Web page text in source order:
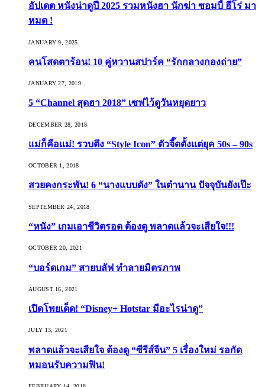
อัปเดต หนังน่าดูปี 2025 รวมหนังฮา นักฆ่า ซอมบี้ ฮีโร่ มา
หมด !
JANUARY 9, 2025
คนโสดตาร้อน! 10 คู่หวานสปาร์ค “รักกลางกองถ่าย”
JANUARY 27, 2019
5 “Channel สุดฮา 2018” เซฟไว้ดูวันหยุดยาว
DECEMBER 28, 2018
แม่ก็คือแม่! รวบตึง “Style Icon” ตัวจี๊ดตั้งแต่ยุค 50s – 90s
OCTOBER 1, 2018
สวยคงกระพัน! 6 “นางแบบดัง” ในตำนาน ปัจจุบันยังเป๊ะ
SEPTEMBER 24, 2018
“หนัง” เกมเอาชีวิตรอด ต้องดู พลาดแล้วจะเสียใจ!!!
OCTOBER 20, 2021
“บอร์ดเกม” สายบลัฟ ทำลายมิตรภาพ
AUGUST 16, 2021
เปิดโพยเด็ด! “Disney+ Hotstar มีอะไรน่าดู”
JULY 13, 2021
พลาดแล้วจะเสียใจ ต้องดู “ซีรีส์จีน” 5 เรื่องใหม่ รอกัด
หมอนรับความฟิน!